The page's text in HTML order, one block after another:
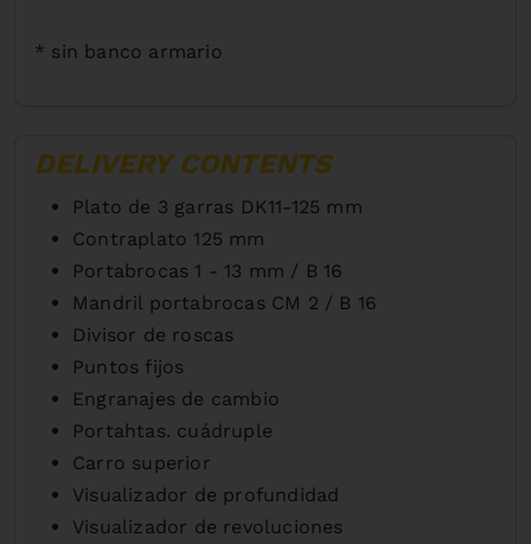
* sin banco armario
DELIVERY CONTENTS
Plato de 3 garras DK11-125 mm
Contraplato 125 mm
Portabrocas 1 - 13 mm / B 16
Mandril portabrocas CM 2 / B 16
Divisor de roscas
Puntos fijos
Engranajes de cambio
Portahtas. cuádruple
Carro superior
Visualizador de profundidad
Visualizador de revoluciones